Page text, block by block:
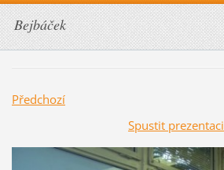
Bejbáček
Předchozí
Spustit prezentaci